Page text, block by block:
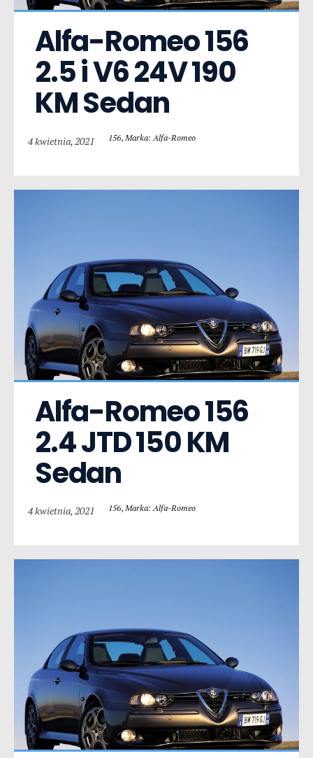
Alfa-Romeo 156
2.5 i V6 24V 190
KM Sedan
4 kwietnia, 2021 156, Marka: Alfa-Romeo
Alfa-Romeo 156
2.4 JTD 150 KM
Sedan
4 kwietnia, 2021 156, Marka: Alfa-Romeo